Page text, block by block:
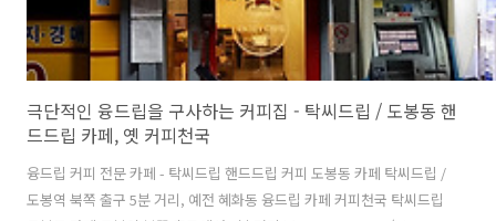
극단적인 융드립을 구사하는 커피집 - 탁씨드립 / 도봉동 핸
드드립 카페, 옛 커피천국
융드립 커피 전문 카페 - 탁씨드립 핸드드립 커피 도봉동 카페 탁씨드립 /
도봉역 북쪽 출구 5분 거리, 예전 혜화동 융드립 카페 커피천국 탁씨드립